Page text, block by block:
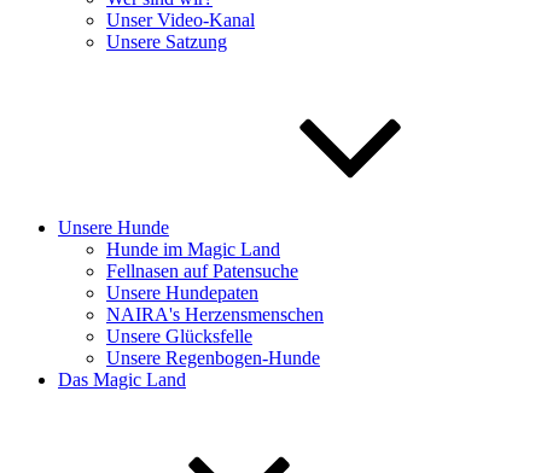
Unser Video-Kanal
Unsere Satzung
Unsere Hunde
Hunde im Magic Land
Fellnasen auf Patensuche
Unsere Hundepaten
NAIRA's Herzensmenschen
Unsere Glücksfelle
Unsere Regenbogen-Hunde
Das Magic Land